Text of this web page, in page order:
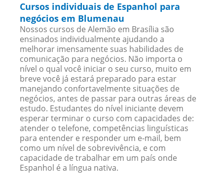
Cursos individuais de Espanhol para
negócios em Blumenau
Nossos cursos de Alemão em Brasília são
ensinados individualmente ajudando a
melhorar imensamente suas habilidades de
comunicação para negócios. Não importa o
nível o qual você iniciar o seu curso, muito em
breve você já estará preparado para estar
manejando confortavelmente situações de
negócios, antes de passar para outras áreas de
estudo. Estudantes do nível iniciante devem
esperar terminar o curso com capacidades de:
atender o telefone, competências linguísticas
para entender e responder um e-mail, bem
como um nível de sobrevivência, e com
capacidade de trabalhar em um país onde
Espanhol é a língua nativa.